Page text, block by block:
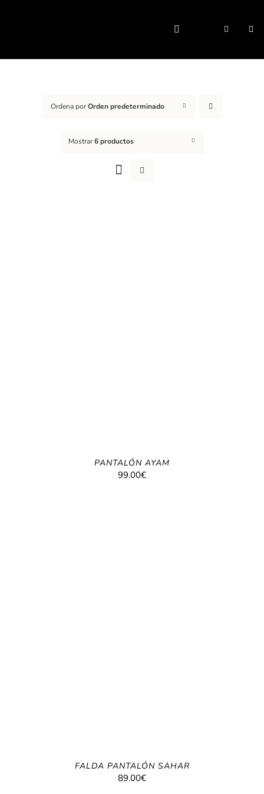
Ordena porOrden predeterminado
Mostrar6 productos
PANTALÓN AYAM
99.00€
FALDA PANTALÓN SAHAR
89.00€